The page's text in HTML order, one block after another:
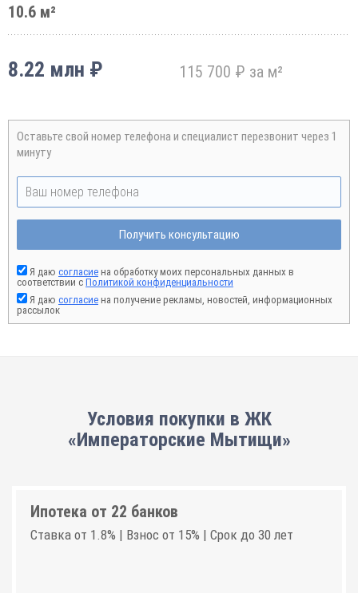
10.6 м²
8.22 млн ₽ 115 700 ₽ за м²
Оставьте свой номер телефона и специалист перезвонит через 1
минуту
Получить консультацию
Я даю согласие на обработку моих персональных данных в
соответствии с Политикой конфиденциальности
Я даю согласие на получение рекламы, новостей, информационных
рассылок
Условия покупки в ЖК
«Императорские Мытищи»
Ипотека от 22 банков
Ставка от 1.8% | Взнос от 15% | Срок до 30 лет